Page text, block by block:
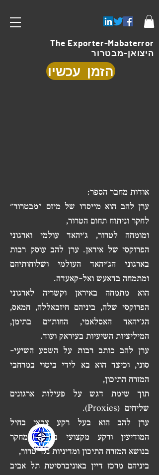
The Exporter-Mabaterror
היצואן-מבטרור
הזמן עכשיו
אודות מחבר הספר:
ערן להב הוא מייסדו של מיזם "מבטרור"
לחקר וניתוח תחום הטרור,
ומומחה לטרור, ג'יהאד עולמי וארגוני
הפרוקסי של איראן. ערן להב עוסק רבות
בארגוני הג'יהאד העולמי ושלוחותיהם
ומתמחה בדאעש ואל-קאעדה.
הוא מתמחה באיראן וקשריה לארגוני
הפרוקסי שלה, ביניהם חיזבאללה, חמאס,
הג'יהאד האסלאמי, החות'ים בתימן,
המיליציות השיעיות בעיראק ועוד.
ערן להב כותב רבות על השסע השיעי-
סוני, וכיצד הוא בא לידי ביטוי במרחבי
המזרח התיכון,
תוך שימת דגש על פעילות ארגונים
שליחים (Proxies).
ערן להב הוא בעל רקע צבאי בחיל
המודיעין ורקע מקצועי במכוני מחקר
בנושא המזרח התיכון ומדיניות נגד טרור,
ביניהם מרכז דיין באוניברסיטת תל אביב